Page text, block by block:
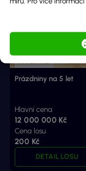
Prázdniny na 5 let
Hlavní cena
12 000 000 Kč
Cena losu
200 Kč
DETAIL LOSU